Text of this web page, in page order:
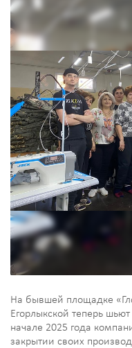
На бывшей площадке
Егорлыкской теперь
начале 2025 года
закрытии своих